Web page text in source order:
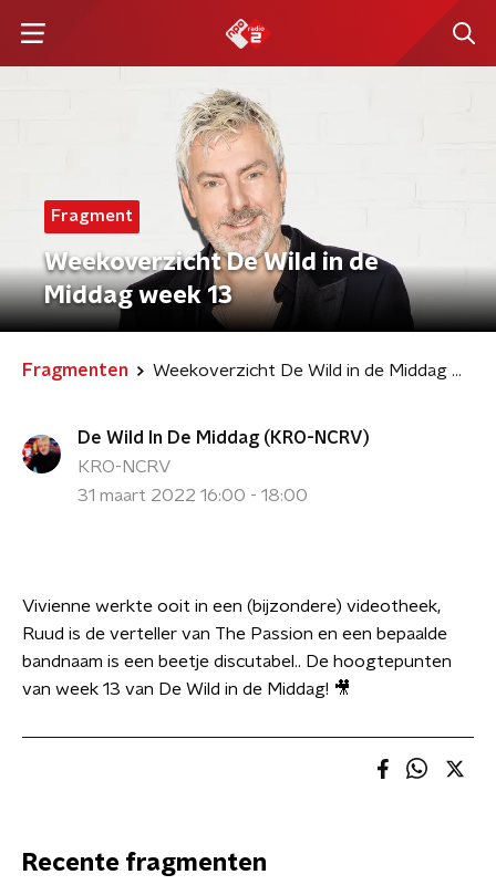
Fragment
Weekoverzicht De Wild in de
Middag week 13
Fragmenten Weekoverzicht De Wild in de Middag week 13
De Wild In De Middag (KRO-NCRV)
KRO-NCRV
31 maart 2022 16:00 - 18:00
Vivienne werkte ooit in een (bijzondere) videotheek,
Ruud is de verteller van The Passion en een bepaalde
bandnaam is een beetje discutabel.. De hoogtepunten
van week 13 van De Wild in de Middag! 🎥
Recente fragmenten